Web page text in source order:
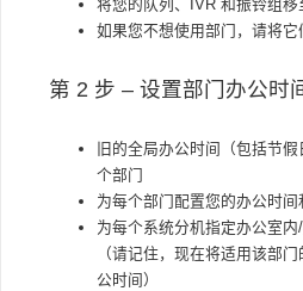
将您的队列、IVR 和振铃组移
如果您不想使用部门，请将它
第 2 步 – 设置部门办公时
旧的全局办公时间（包括节
个部门
为每个部门配置您的办公时间
为每个系统分机指定办公室
（请记住，现在将适用该部
公时间）